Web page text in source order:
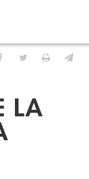
Partager sur
Partager
LA